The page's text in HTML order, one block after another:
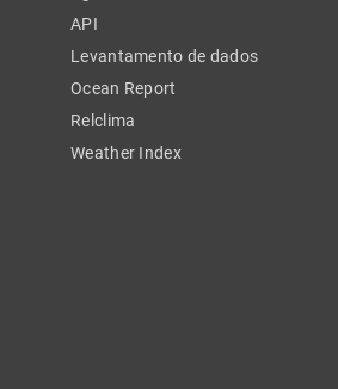
API
Levantamento de dados
Ocean Report
Relclima
Weather Index